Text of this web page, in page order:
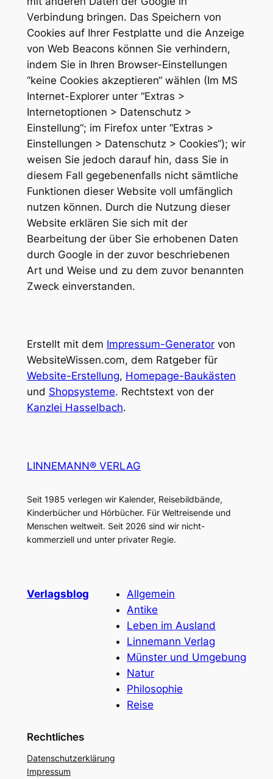
Verbindung bringen. Das Speichern von
Cookies auf Ihrer Festplatte und die Anzeige
von Web Beacons können Sie verhindern,
indem Sie in Ihren Browser-Einstellungen
“keine Cookies akzeptieren“ wählen (Im MS
Internet-Explorer unter “Extras >
Internetoptionen > Datenschutz >
Einstellung“; im Firefox unter “Extras >
Einstellungen > Datenschutz > Cookies“); wir
weisen Sie jedoch darauf hin, dass Sie in
diesem Fall gegebenenfalls nicht sämtliche
Funktionen dieser Website voll umfänglich
nutzen können. Durch die Nutzung dieser
Website erklären Sie sich mit der
Bearbeitung der über Sie erhobenen Daten
durch Google in der zuvor beschriebenen
Art und Weise und zu dem zuvor benannten
Zweck einverstanden.
Erstellt mit dem Impressum-Generatorvon
WebsiteWissen.com, dem Ratgeber für
Website-Erstellung, Homepage-Baukästen
und Shopsysteme. Rechtstext von der
Kanzlei Hasselbach.
LINNEMANN® VERLAG
Seit 1985 verlegen wir Kalender, Reisebildbände,
Kinderbücher und Hörbücher. Für Weltreisende und
Menschen weltweit. Seit 2026 sind wir nicht-
kommerziell und unter privater Regie.
Verlagsblog
Allgemein
Antike
Leben im Ausland
Linnemann Verlag
Münster und Umgebung
Natur
Philosophie
Reise
Rechtliches
Datenschutzerklärung
Impressum